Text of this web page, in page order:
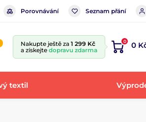
Porovnávání Seznam přání
Nakupte ještě za 1 299 Kč
a získejte dopravu zdarma
0 0
textil